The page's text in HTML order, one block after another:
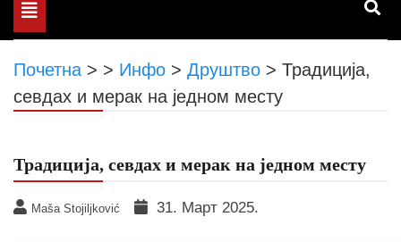
Toggle
navigation
Почетна > > Инфо > Друштво > Традиција,
севдах и мерак на једном месту
Традиција, севдах и мерак на једном месту
Maša Stojiljković 31. Март 2025.